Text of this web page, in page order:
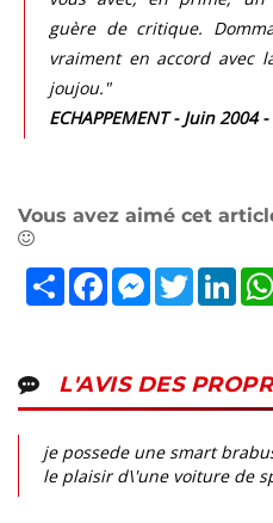
guère de critique.
vraiment en accord avec
joujou."
ECHAPPEMENT - Juin
Vous avez aimé cet
PartagerFacebookMessenger
Twitter
L'AVIS DES
je possede une smart
le plaisir d\'une voiture de